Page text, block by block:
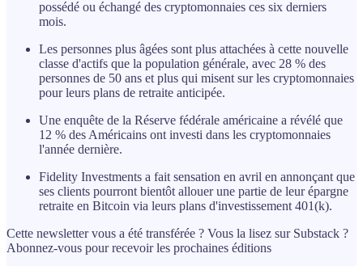
possédé ou échangé des cryptomonnaies ces six derniers
mois.
Les personnes plus âgées sont plus attachées à cette nouvelle
classe d'actifs que la population générale, avec 28 % des
personnes de 50 ans et plus qui misent sur les cryptomonnaies
pour leurs plans de retraite anticipée.
Une enquête de la Réserve fédérale américaine a révélé que
12 % des Américains ont investi dans les cryptomonnaies
l'année dernière.
Fidelity Investments a fait sensation en avril en annonçant que
ses clients pourront bientôt allouer une partie de leur épargne
retraite en Bitcoin via leurs plans d'investissement 401(k).
Cette newsletter vous a été transférée ? Vous la lisez sur Substack ?
Abonnez-vous pour recevoir les prochaines éditions